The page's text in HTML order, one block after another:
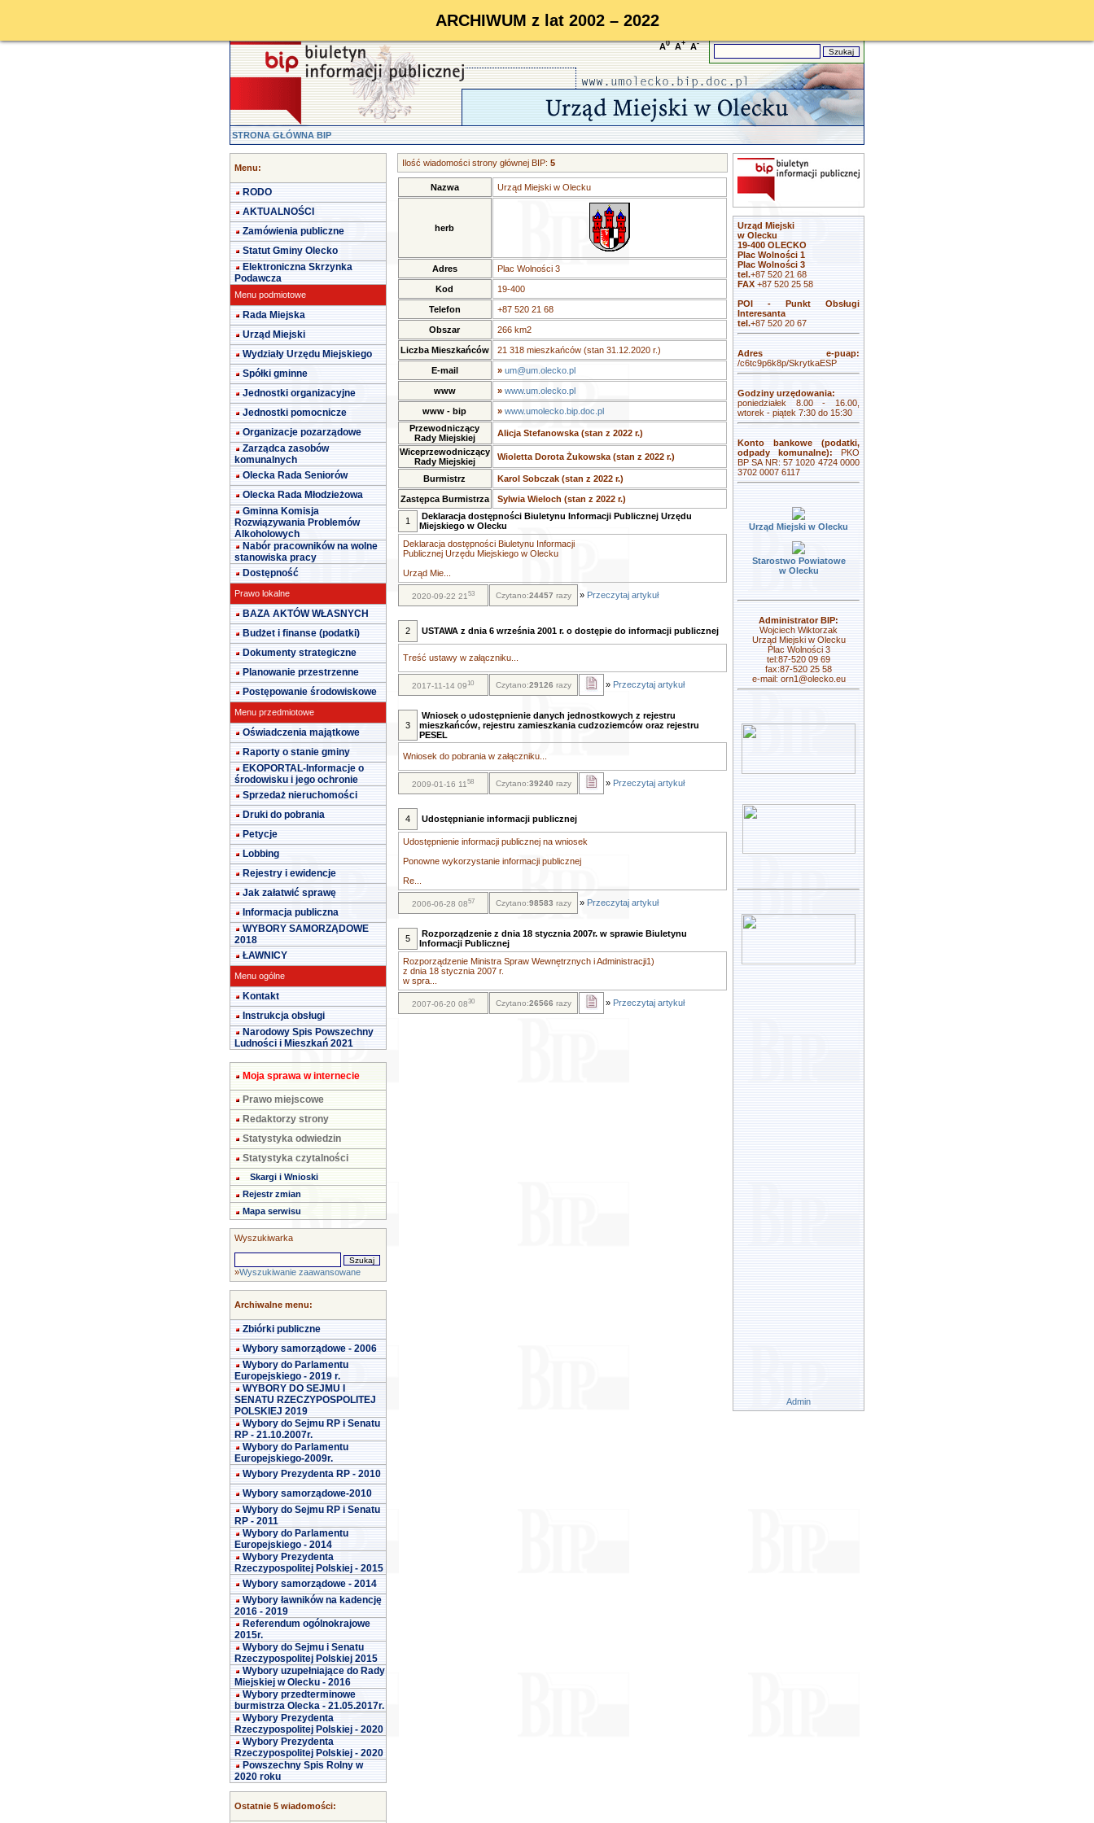
ARCHIWUM z lat 2002 – 2022
A0 A+ A-
STRONA GŁÓWNA BIP
Menu:
RODO
AKTUALNOŚCI
Zamówienia publiczne
Statut Gminy Olecko
Elektroniczna Skrzynka
Podawcza
Menu podmiotowe
Rada Miejska
Urząd Miejski
Wydziały Urzędu Miejskiego
Spółki gminne
Jednostki organizacyjne
Jednostki pomocnicze
Organizacje pozarządowe
Zarządca zasobów
komunalnych
Olecka Rada Seniorów
Olecka Rada Młodzieżowa
Gminna Komisja
Rozwiązywania Problemów
Alkoholowych
Nabór pracowników na wolne
stanowiska pracy
Dostępność
Prawo lokalne
BAZA AKTÓW WŁASNYCH
Budżet i finanse (podatki)
Dokumenty strategiczne
Planowanie przestrzenne
Postępowanie środowiskowe
Menu przedmiotowe
Oświadczenia majątkowe
Raporty o stanie gminy
EKOPORTAL-Informacje o
środowisku i jego ochronie
Sprzedaż nieruchomości
Druki do pobrania
Petycje
Lobbing
Rejestry i ewidencje
Jak załatwić sprawę
Informacja publiczna
WYBORY SAMORZĄDOWE
2018
ŁAWNICY
Menu ogólne
Kontakt
Instrukcja obsługi
Narodowy Spis Powszechny
Ludności i Mieszkań 2021
Moja sprawa w internecie
Prawo miejscowe
Redaktorzy strony
Statystyka odwiedzin
Statystyka czytalności
Skargi i Wnioski
Rejestr zmian
Mapa serwisu
Wyszukiwarka
»Wyszukiwanie zaawansowane
Archiwalne menu:
Zbiórki publiczne
Wybory samorządowe - 2006
Wybory do Parlamentu
Europejskiego - 2019 r.
WYBORY DO SEJMU I
SENATU RZECZYPOSPOLITEJ
POLSKIEJ 2019
Wybory do Sejmu RP i Senatu
RP - 21.10.2007r.
Wybory do Parlamentu
Europejskiego-2009r.
Wybory Prezydenta RP - 2010
Wybory samorządowe-2010
Wybory do Sejmu RP i Senatu
RP - 2011
Wybory do Parlamentu
Europejskiego - 2014
Wybory Prezydenta
Rzeczypospolitej Polskiej - 2015
Wybory samorządowe - 2014
Wybory ławników na kadencję
2016 - 2019
Referendum ogólnokrajowe
2015r.
Wybory do Sejmu i Senatu
Rzeczypospolitej Polskiej 2015
Wybory uzupełniające do Rady
Miejskiej w Olecku - 2016
Wybory przedterminowe
burmistrza Olecka - 21.05.2017r.
Wybory Prezydenta
Rzeczypospolitej Polskiej - 2020
Wybory Prezydenta
Rzeczypospolitej Polskiej - 2020
Powszechny Spis Rolny w
2020 roku
Ostatnie 5 wiadomości:
Ilość wiadomości strony głównej BIP: 5
Nazwa Urząd Miejski w Olecku
herb
Adres Plac Wolności 3
Kod 19-400
Telefon +87 520 21 68
Obszar 266 km2
Liczba Mieszkańców 21 318 mieszkańców (stan 31.12.2020 r.)
E-mail » um@um.olecko.pl
www » www.um.olecko.pl
www - bip » www.umolecko.bip.doc.pl
Przewodniczący
Rady Miejskiej
Alicja Stefanowska (stan z 2022 r.)
Wiceprzewodniczący
Rady Miejskiej
Wioletta Dorota Żukowska (stan z 2022 r.)
Burmistrz Karol Sobczak (stan z 2022 r.)
Zastępca Burmistrza Sylwia Wieloch (stan z 2022 r.)
1
Deklaracja dostępności Biuletynu Informacji Publicznej Urzędu
Miejskiego w Olecku
Deklaracja dostępności Biuletynu Informacji
Publicznej Urzędu Miejskiego w Olecku
Urząd Mie...
2020-09-22 2153 Czytano:24457 razy » Przeczytaj artykuł
2 USTAWA z dnia 6 września 2001 r. o dostępie do informacji publicznej
Treść ustawy w załączniku...
2017-11-14 0910 Czytano:29126 razy » Przeczytaj artykuł
3
Wniosek o udostępnienie danych jednostkowych z rejestru
mieszkańców, rejestru zamieszkania cudzoziemców oraz rejestru
PESEL
Wniosek do pobrania w załączniku...
2009-01-16 1158 Czytano:39240 razy » Przeczytaj artykuł
4 Udostępnianie informacji publicznej
Udostępnienie informacji publicznej na wniosek
Ponowne wykorzystanie informacji publicznej
Re...
2006-06-28 0857 Czytano:98583 razy » Przeczytaj artykuł
5
Rozporządzenie z dnia 18 stycznia 2007r. w sprawie Biuletynu
Informacji Publicznej
Rozporządzenie Ministra Spraw Wewnętrznych i Administracji1)
z dnia 18 stycznia 2007 r.
w spra...
2007-06-20 0830 Czytano:26566 razy » Przeczytaj artykuł
Urząd Miejski
w Olecku
19-400 OLECKO
Plac Wolności 1
Plac Wolności 3
tel.+87 520 21 68
FAX +87 520 25 58
POI - Punkt Obsługi
Interesanta
tel.+87 520 20 67
Adres e-puap:
/c6tc9p6k8p/SkrytkaESP
Godziny urzędowania:
poniedziałek 8.00 - 16.00,
wtorek - piątek 7:30 do 15:30
Konto bankowe (podatki,
odpady komunalne): PKO
BP SA NR: 57 1020 4724 0000
3702 0007 6117
Urząd Miejski w Olecku
Starostwo Powiatowe
w Olecku
Administrator BIP:
Wojciech Wiktorzak
Urząd Miejski w Olecku
Plac Wolności 3
tel:87-520 09 69
fax:87-520 25 58
e-mail: orn1@olecko.eu
Admin